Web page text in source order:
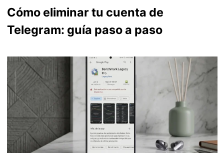
Cómo eliminar tu cuenta de
Telegram: guía paso a paso